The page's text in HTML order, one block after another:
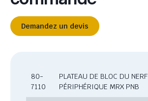
Demandez un devis
80-
7110
PLATEAU DE BLOC DU NERF
PÉRIPHÉRIQUE MRX PNB